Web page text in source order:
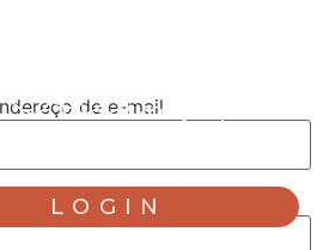
LOGIN
de e-mail